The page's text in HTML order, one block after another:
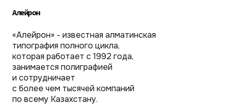
Алейрон
«Алейрон» - известная алматинская
типография полного цикла,
которая работает с 1992 года,
занимается полиграфией
и сотрудничает
с более чем тысячей компаний
по всему Казахстану.